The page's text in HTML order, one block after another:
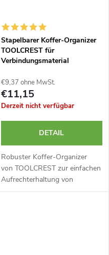
Stapelbarer Koffer-Organizer
TOOLCREST für
Verbindungsmaterial
€9,37 ohne MwSt.
€11,15
Derzeit nicht verfügbar
DETAIL
Robuster Koffer-Organizer
von TOOLCREST zur einfachen
Aufrechterhaltung von
Ordnung und Übersicht über